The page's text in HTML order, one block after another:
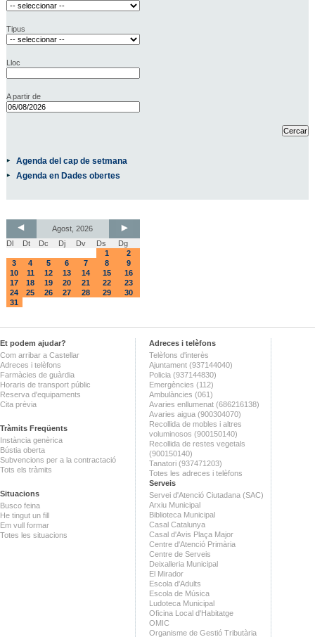
Tipus
Lloc
A partir de
Agenda del cap de setmana
Agenda en Dades obertes
Agost, 2026
Dl
Dt Dc Dj Dv Ds
Dg
1
2
3
4 5 6 7 8
9
10
11 12 13 14 15
16
17
18 19 20 21 22
23
24
25 26 27 28 29
30
31
Et podem ajudar?
Com arribar a Castellar
Adreces i telèfons
Farmàcies de guàrdia
Horaris de transport públic
Reserva d'equipaments
Cita prèvia
Tràmits Freqüents
Instància genèrica
Bústia oberta
Subvencions per a la contractació
Tots els tràmits
Situacions
Busco feina
He tingut un fill
Em vull formar
Totes les situacions
Adreces i telèfons
Telèfons d'interès
Ajuntament (937144040)
Policia (937144830)
Emergències (112)
Ambulàncies (061)
Avaries enllumenat (686216138)
Avaries aigua (900304070)
Recollida de mobles i altres
voluminosos (900150140)
Recollida de restes vegetals
(900150140)
Tanatori (937471203)
Totes les adreces i telèfons
Serveis
Servei d'Atenció Ciutadana (SAC)
Arxiu Municipal
Biblioteca Municipal
Casal Catalunya
Casal d'Avis Plaça Major
Centre d'Atenció Primària
Centre de Serveis
Deixalleria Municipal
El Mirador
Escola d'Adults
Escola de Música
Ludoteca Municipal
Oficina Local d'Habitatge
OMIC
Organisme de Gestió Tributària